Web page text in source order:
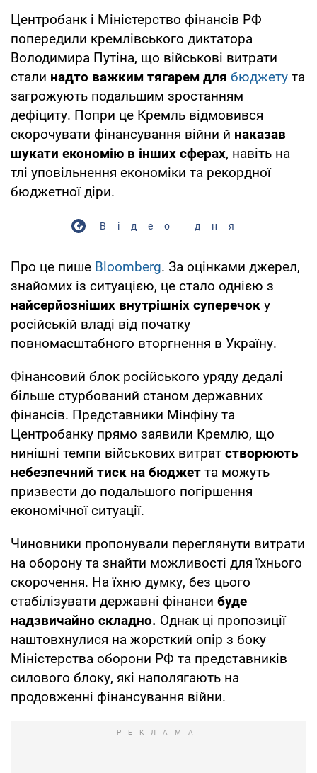
Центробанк і Міністерство фінансів РФ
попередили кремлівського диктатора
Володимира Путіна, що військові витрати
стали надто важким тягарем для бюджету та
загрожують подальшим зростанням
дефіциту. Попри це Кремль відмовився
скорочувати фінансування війни й наказав
шукати економію в інших сферах, навіть на
тлі уповільнення економіки та рекордної
бюджетної діри.
Відео дня
Про це пише Bloomberg. За оцінками джерел,
знайомих із ситуацією, це стало однією з
найсерйозніших внутрішніх суперечок у
російській владі від початку
повномасштабного вторгнення в Україну.
Фінансовий блок російського уряду дедалі
більше стурбований станом державних
фінансів. Представники Мінфіну та
Центробанку прямо заявили Кремлю, що
нинішні темпи військових витрат створюють
небезпечний тиск на бюджет та можуть
призвести до подальшого погіршення
економічної ситуації.
Чиновники пропонували переглянути витрати
на оборону та знайти можливості для їхнього
скорочення. На їхню думку, без цього
стабілізувати державні фінанси буде
надзвичайно складно. Однак ці пропозиції
наштовхнулися на жорсткий опір з боку
Міністерства оборони РФ та представників
силового блоку, які наполягають на
продовженні фінансування війни.